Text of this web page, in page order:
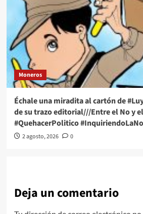
Moneros
Échale una miradita al cartón de
de su trazo editorial///Entre el No y el
#QuehacerPolitico
2 agosto, 2026 0
Deja un comentario